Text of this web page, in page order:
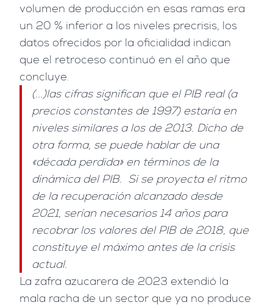
volumen de producción en esas ramas era
un 20 % inferior a los niveles precrisis, los
datos ofrecidos por la oficialidad indican
que el retroceso continuó en el año que
concluye.
(...)las cifras significan que el PIB real (a
precios constantes de 1997) estaría en
niveles similares a los de 2013. Dicho de
otra forma, se puede hablar de una
«década perdida» en términos de la
dinámica del PIB. Si se proyecta el ritmo
de la recuperación alcanzado desde
2021, serían necesarios 14 años para
recobrar los valores del PIB de 2018, que
constituye el máximo antes de la crisis
actual.
La zafra azucarera de 2023 extendió la
mala racha de un sector que ya no produce